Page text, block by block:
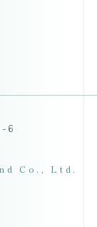
6
Co., Ltd.